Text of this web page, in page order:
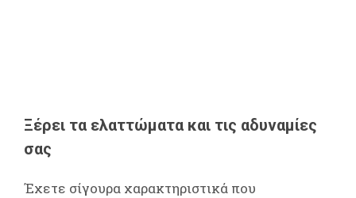
Ξέρει τα ελαττώματα και τις αδυναμίες
σας
Έχετε σίγουρα χαρακτηριστικά που